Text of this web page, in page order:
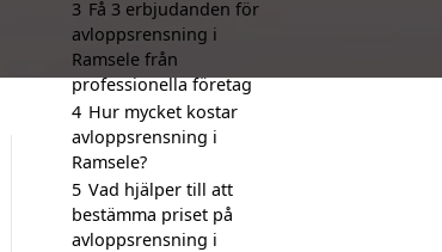
3 Få 3 erbjudanden för
avloppsrensning i
Ramsele från
professionella företag
4 Hur mycket kostar
avloppsrensning i
Ramsele?
5 Vad hjälper till att
bestämma priset på
avloppsrensning i